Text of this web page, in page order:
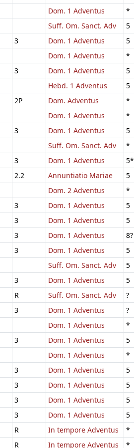
Dom. 1 Adventus *
Suff. Om. Sanct. Adv
5
3 Dom. 1 Adventus
5
Dom. 1 Adventus
*
3 Dom. 1 Adventus
5
Hebd. 1 Adventus 5
2P Dom. Adventus *
Dom. 1 Adventus *
3 Dom. 1 Adventus 5
Suff. Om. Sanct. Adv *
3 Dom. 1 Adventus 5*
2.2 Annuntiatio Mariae 5
Dom. 2 Adventus *
3 Dom. 1 Adventus 5
3 Dom. 1 Adventus 5
3 Dom. 1 Adventus
8?
3 Dom. 1 Adventus
5
Suff. Om. Sanct. Adv
5
3 Dom. 1 Adventus 5
R Suff. Om. Sanct. Adv ?
3 Dom. 1 Adventus ?
Dom. 1 Adventus
*
3 Dom. 1 Adventus
5
Dom. 1 Adventus
*
3 Dom. 1 Adventus
5
3 Dom. 1 Adventus
5
3 Dom. 1 Adventus
5
3 Dom. 1 Adventus
5
R In tempore Adventus
*
R In tempore Adventus
*